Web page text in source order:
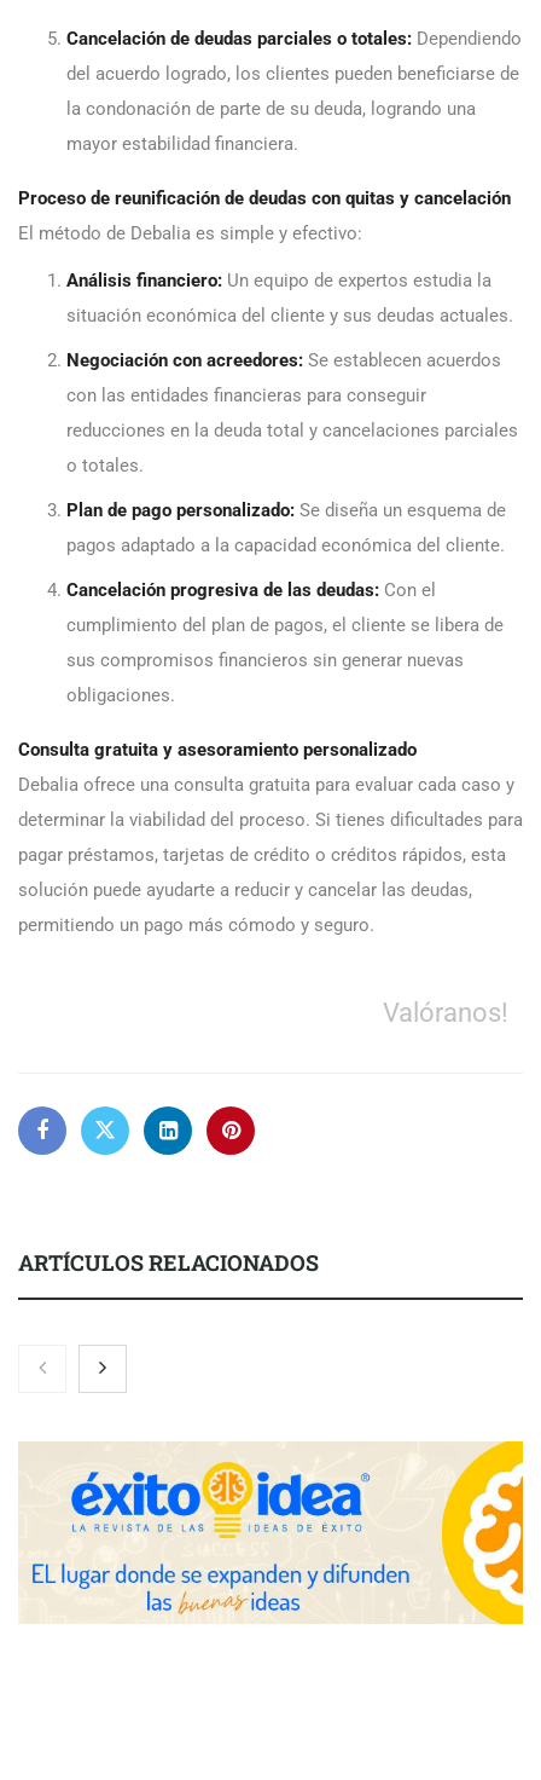
Cancelación de deudas parciales o totales: Dependiendo
del acuerdo logrado, los clientes pueden beneficiarse de
la condonación de parte de su deuda, logrando una
mayor estabilidad financiera.
Proceso de reunificación de deudas con quitas y cancelación
El método de Debalia es simple y efectivo:
Análisis financiero: Un equipo de expertos estudia la
situación económica del cliente y sus deudas actuales.
Negociación con acreedores: Se establecen acuerdos
con las entidades financieras para conseguir
reducciones en la deuda total y cancelaciones parciales
o totales.
Plan de pago personalizado: Se diseña un esquema de
pagos adaptado a la capacidad económica del cliente.
Cancelación progresiva de las deudas: Con el
cumplimiento del plan de pagos, el cliente se libera de
sus compromisos financieros sin generar nuevas
obligaciones.
Consulta gratuita y asesoramiento personalizado
Debalia ofrece una consulta gratuita para evaluar cada caso y
determinar la viabilidad del proceso. Si tienes dificultades para
pagar préstamos, tarjetas de crédito o créditos rápidos, esta
solución puede ayudarte a reducir y cancelar las deudas,
permitiendo un pago más cómodo y seguro.
Valóranos!
ARTÍCULOS RELACIONADOS
Nicols presenta seis modelos de anillos de compromiso para el
eclipse solar del 12 de agosto
avanzadas para trading estratégico
COMPALISS de LYSOTRIC: cuando un solo producto multiplica
las posibilidades del salón profesional